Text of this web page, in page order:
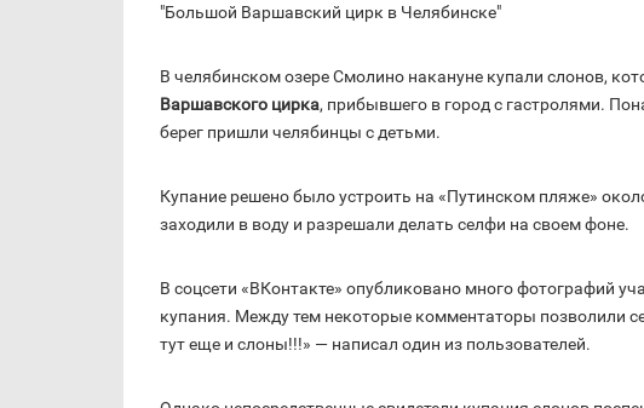
"Большой Варшавский цирк в Челябинске"
В челябинском озере Смолино накануне купали слонов,
Варшавского цирка, прибывшего в город с гастролями.
берег пришли челябинцы с детьми.
Купание решено было устроить на «Путинском пляже»
заходили в воду и разрешали делать селфи на своем фоне.
В соцсети «ВКонтакте» опубликовано много фотографий
купания. Между тем некоторые комментаторы позволили
тут еще и слоны!!!» — написал один из пользователей.